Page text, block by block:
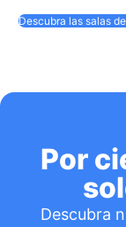
Descubra las salas
Por
Descubra